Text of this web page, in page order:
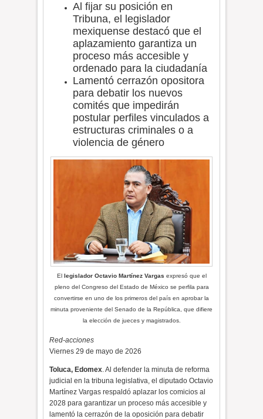
Al fijar su posición en
Tribuna, el legislador
mexiquense destacó que el
aplazamiento garantiza un
proceso más accesible y
ordenado para la ciudadanía
Lamentó cerrazón opositora
para debatir los nuevos
comités que impedirán
postular perfiles vinculados a
estructuras criminales o a
violencia de género
El legislador Octavio Martínez Vargas expresó que el
pleno del Congreso del Estado de México se perfila para
convertirse en uno de los primeros del país en aprobar la
minuta proveniente del Senado de la República, que difiere
la elección de jueces y magistrados.
Red-acciones
Viernes 29 de mayo de 2026
Toluca, Edomex. Al defender la minuta de reforma
judicial en la tribuna legislativa, el diputado Octavio
Martínez Vargas respaldó aplazar los comicios al
2028 para garantizar un proceso más accesible y
lamentó la cerrazón de la oposición para debatir